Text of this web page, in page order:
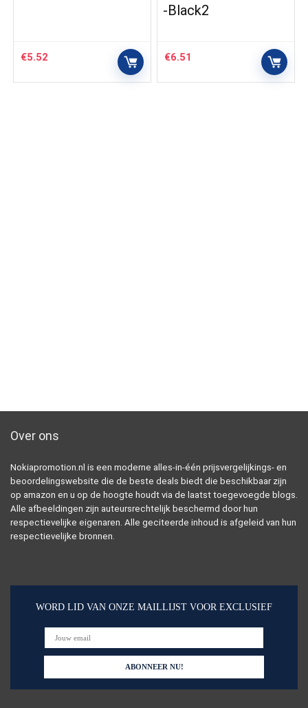
€5.52
-Black2
€6.51
Over ons
Nokiapromotion.nl is een moderne alles-in-één prijsvergelijkings- en
beoordelingswebsite die de beste deals biedt die beschikbaar zijn
op amazon en u op de hoogte houdt via de laatst toegevoegde blogs.
Alle afbeeldingen zijn auteursrechtelijk beschermd door hun
respectievelijke eigenaren. Alle geciteerde inhoud is afgeleid van hun
respectievelijke bronnen.
WORD LID VAN ONZE MAILLIJST VOOR EXCLUSIEF